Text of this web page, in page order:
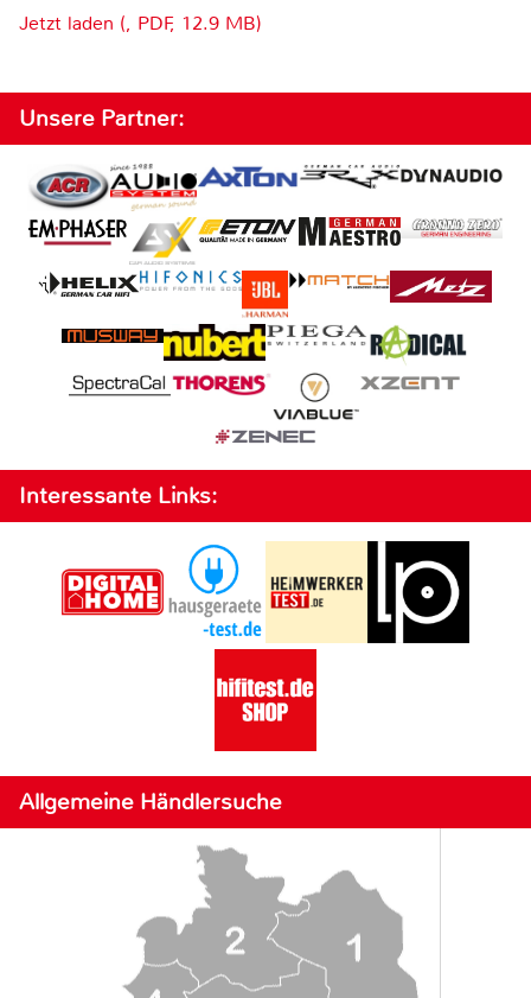
Jetzt laden (, PDF, 12.9 MB)
Unsere Partner:
Interessante Links:
Allgemeine Händlersuche